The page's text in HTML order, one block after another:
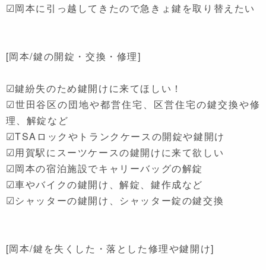
☑岡本に引っ越してきたので急きょ鍵を取り替えたい
[岡本/鍵の開錠・交換・修理]
☑鍵紛失のため鍵開けに来てほしい！
☑世田谷区の団地や都営住宅、区営住宅の鍵交換や修
理、解錠など
☑TSAロックやトランクケースの開錠や鍵開け
☑用賀駅にスーツケースの鍵開けに来て欲しい
☑岡本の宿泊施設でキャリーバッグの解錠
☑車やバイクの鍵開け、解錠、鍵作成など
☑シャッターの鍵開け、シャッター錠の鍵交換
[岡本/鍵を失くした・落とした修理や鍵開け]